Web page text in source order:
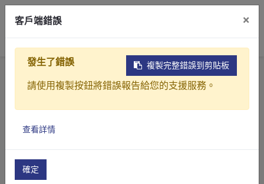
產品介紹
產業解決方案
關於元錩
首頁 產品
污泥乾燥處理設備
CDB系列-污泥乾燥機
污泥乾燥機(CDB-1000)
客戶端錯誤 ×
複製完整錯誤到剪貼板
發生了錯誤
請使用複製按鈕將錯誤報告給您的支援服務。
查看詳情
確定